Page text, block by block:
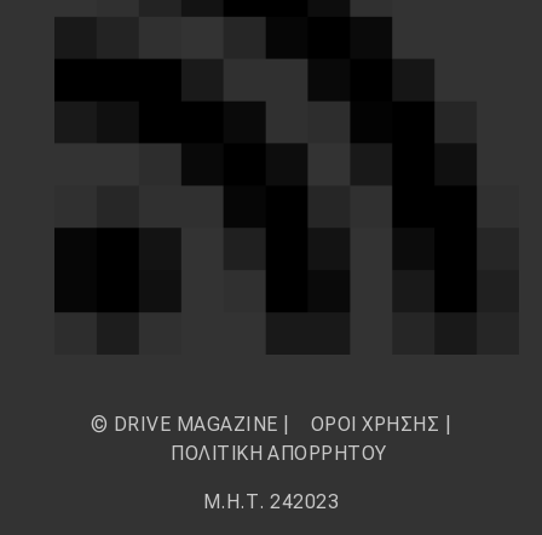
© DRIVE MAGAZINE | ΟΡΟΙ ΧΡΗΣΗΣ
ΠΟΛΙΤΙΚΗ ΑΠΟΡΡΗΤΟΥ
Μ.Η.Τ. 242023